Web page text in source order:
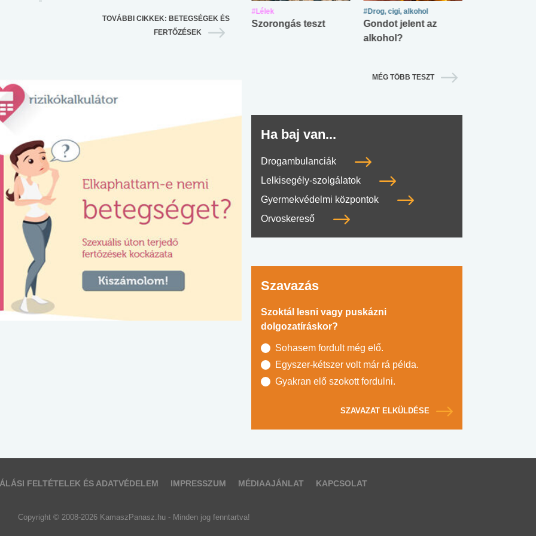
TOVÁBBI CIKKEK: BETEGSÉGEK ÉS
FERTŐZÉSEK
Angol középfokú
Internet-függőség
teszt
#Lélek
Szorongás teszt
#Drog, cigi, alkohol
Gondot jelent az
alkohol?
MÉG TÖBB TESZT
Ha baj van...
Drogambulanciák
Lelkisegély-szolgálatok
Gyermekvédelmi központok
Orvoskereső
Szavazás
Szoktál lesni vagy puskázni
dolgozatíráskor?
Sohasem fordult még elő.
Egyszer-kétszer volt már rá példa.
Gyakran elő szokott fordulni.
SZAVAZAT ELKÜLDÉSE
FELTÉTELEK ÉS ADATVÉDELEM IMPRESSZUM MÉDIAAJÁNLAT KAPCSOLAT
Copyright © 2008-2026 KamaszPanasz.hu - Minden jog fenntartva!